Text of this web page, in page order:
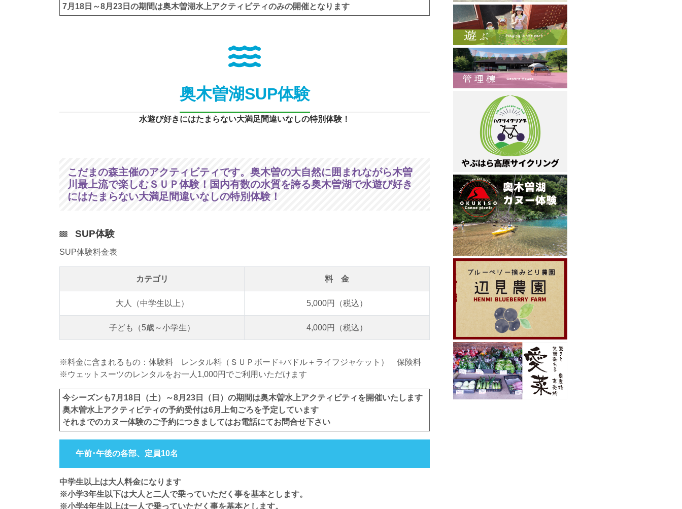
7月18日～8月23日の期間は奥木曽湖水上アクティビティのみの開催となります
奥木曽湖SUP体験
水遊び好きにはたまらない大満足間違いなしの特別体験！
こだまの森主催のアクティビティです。奥木曽の大自然に囲まれながら木曽
川最上流で楽しむＳＵＰ体験！国内有数の水質を誇る奥木曽湖で水遊び好き
にはたまらない大満足間違いなしの特別体験！
SUP体験
SUP体験料金表
カテゴリ 料 金
大人（中学生以上） 5,000円（税込）
子ども（5歳～小学生） 4,000円（税込）
※料金に含まれるもの：体験料 レンタル料（ＳＵＰボード+パドル＋ライフジャケット） 保険料
※ウェットスーツのレンタルをお一人1,000円でご利用いただけます
今シーズンも7月18日（土）～8月23日（日）の期間は奥木曽水上アクティビティを開催いたします
奥木曽水上アクティビティの予約受付は6月上旬ごろを予定しています
それまでのカヌー体験のご予約につきましてはお電話にてお問合せ下さい
午前･午後の各部、定員10名
中学生以上は大人料金になります
※小学3年生以下は大人と二人で乗っていただく事を基本とします。
※小学4年生以上は一人で乗っていただく事を基本とします。